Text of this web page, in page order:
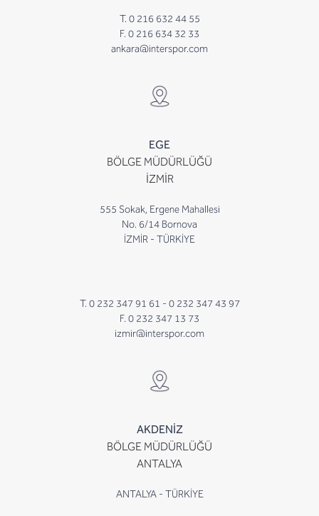
T. 0 216 632 44 55
F. 0 216 634 32 33
ankara@interspor.com
EGE
BÖLGE MÜDÜRLÜĞÜ
İZMİR
555 Sokak, Ergene Mahallesi
No. 6/14 Bornova
İZMİR - TÜRKİYE
T. 0 232 347 91 61 - 0 232 347 43 97
F. 0 232 347 13 73
izmir@interspor.com
AKDENİZ
BÖLGE MÜDÜRLÜĞÜ
ANTALYA
ANTALYA - TÜRKİYE